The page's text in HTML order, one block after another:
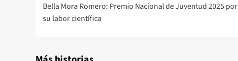
Bella Mora Romero: Premio Nacional de Juventud 2025 por
su labor científica